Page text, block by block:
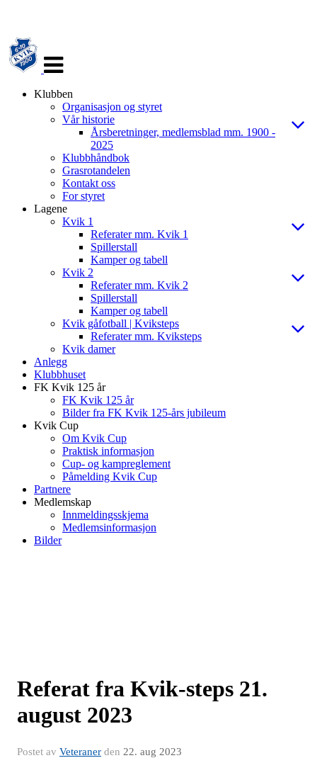
navigasjon
Klubben
Organisasjon og styret
Vår historie
Årsberetninger, medlemsblad mm. 1900 -
2025
Klubbhåndbok
Grasrotandelen
Kontakt oss
For styret
Lagene
Kvik 1
Referater mm. Kvik 1
Spillerstall
Kamper og tabell
Kvik 2
Referater mm. Kvik 2
Spillerstall
Kamper og tabell
Kvik gåfotball | Kviksteps
Referater mm. Kviksteps
Kvik damer
Anlegg
Klubbhuset
FK Kvik 125 år
FK Kvik 125 år
Bilder fra FK Kvik 125-års jubileum
Kvik Cup
Om Kvik Cup
Praktisk informasjon
Cup- og kampreglement
Påmelding Kvik Cup
Partnere
Medlemskap
Innmeldingsskjema
Medlemsinformasjon
Bilder
Referat fra Kvik-steps 21.
august 2023
Postet av Veteraner den 22. aug 2023